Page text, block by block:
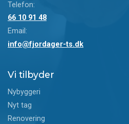
Telefon:
66 10 91 48
Email:
info@fjordager-ts.dk
Vi tilbyder
Nybyggeri
Nyt tag
Renovering